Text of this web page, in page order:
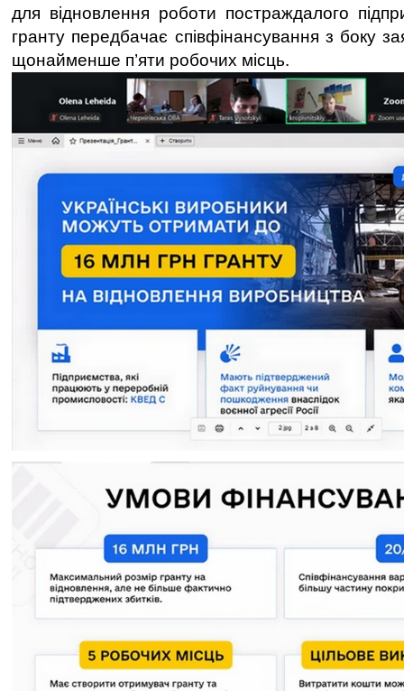
для відновлення роботи постраждалого
гранту передбачає співфінансування з боку
щонайменше п’яти робочих місць.